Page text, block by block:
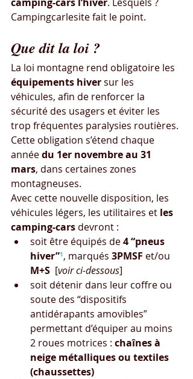
Campingcarlesite fait le point.
Que dit la loi ?
La loi montagne rend obligatoire les
équipements hiver sur les
véhicules, afin de renforcer la
sécurité des usagers et éviter les
trop fréquentes paralysies routières.
Cette obligation s’étend chaque
année du 1er novembre au 31
mars, dans certaines zones
montagneuses.
Avec cette nouvelle disposition, les
véhicules légers, les utilitaires et les
camping-cars devront :
soit être équipés de 4 “pneus
hiver”¹, marqués 3PMSF et/ou
M+S
  [
voir ci-dessous]
soit détenir dans leur coffre ou
soute des “dispositifs
antidérapants amovibles”
permettant d’équiper au moins
2 roues motrices : chaînes à
neige métalliques ou textiles
(chaussettes)